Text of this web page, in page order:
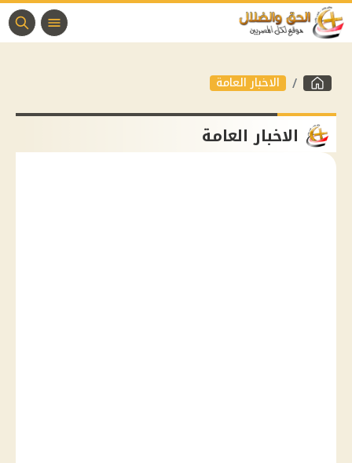
الاخبار العامة
الاخبار العامة